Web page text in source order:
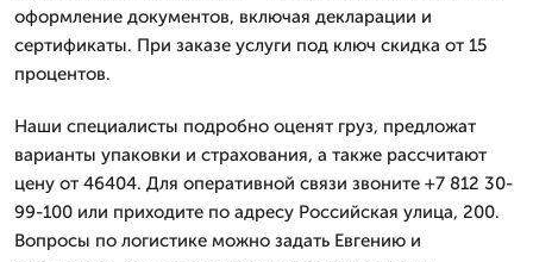
оформление документов, включая декларации и
сертификаты. При заказе услуги под ключ скидка от 15
процентов.
Наши специалисты подробно оценят груз, предложат
варианты упаковки и страхования, а также рассчитают
цену от 46404. Для оперативной связи звоните +7 812 30-
99-100 или приходите по адресу Российская улица, 200.
Вопросы по логистике можно задать Евгению и